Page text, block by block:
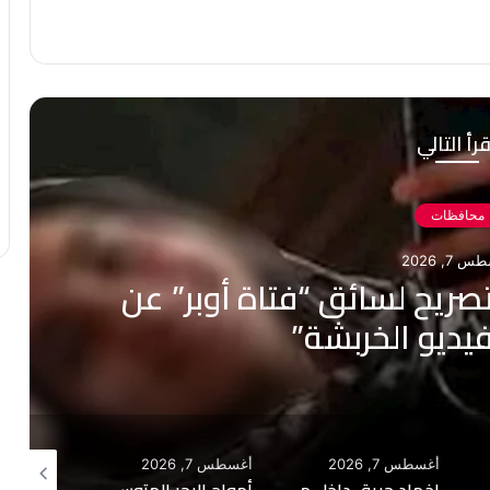
التالي
محافظات
7, 2026
لسائق “فتاة أوبر” عن
الخربشة”
أغسطس 7, 2026 أغسطس 7, 2026 أغسطس 7, 2026